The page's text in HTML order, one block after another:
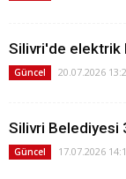
Silivri'de elektrik
Güncel 20.07.2026
Silivri Belediyesi
Güncel 17.07.2026